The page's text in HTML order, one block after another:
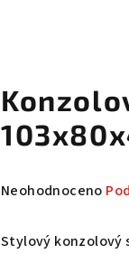
Průměrné
produktu
Neohodnoceno
Stylový konzolový